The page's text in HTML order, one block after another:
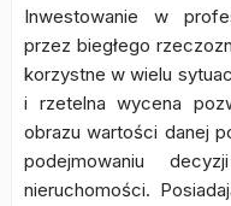
Inwestowanie w
przez biegłego
korzystne w wielu
i rzetelna wycena
obrazu wartości danej
podejmowaniu
nieruchomości.